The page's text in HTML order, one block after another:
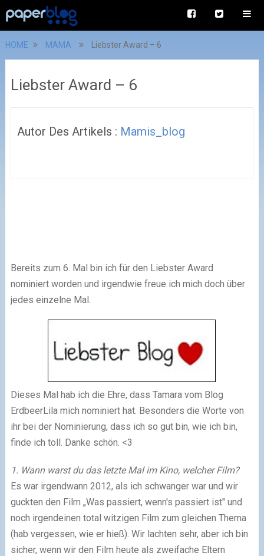
HOME MAMA Liebster Award – 6
Liebster Award – 6
Autor Des Artikels : Mamis_blog
Bereits zum 6. Mal bin ich für den Liebster Award
nominiert worden und irgendwie freue ich mich doch über
jedes einzelne Mal.
Dieses Mal hab ich die Ehre, dass Tamara vom Blog
ErdbeerLila mich nominiert hat. Besonders die Worte von
ihr bei der Nominierung, dass ich so gut bin, wie ich bin,
finde ich toll. Danke schön. <3
1. Wann warst du das letzte Mal im Kino, welcher Film?
Es war irgendwann 2012, als ich schwanger war und wir
guckten den Film „Was passiert, wenn's passiert ist" und
noch irgendeinen total witzigen Film zum gleichen Thema
(hab vergessen, wie er hieß). Wir lachten sehr, aber ich bin
sicher, wenn wir den Film heute als zweifache Eltern